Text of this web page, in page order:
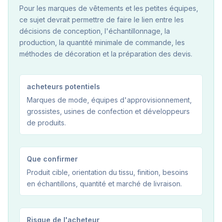
Pour les marques de vêtements et les petites équipes,
ce sujet devrait permettre de faire le lien entre les
décisions de conception, l'échantillonnage, la
production, la quantité minimale de commande, les
méthodes de décoration et la préparation des devis.
acheteurs potentiels
Marques de mode, équipes d'approvisionnement,
grossistes, usines de confection et développeurs
de produits.
Que confirmer
Produit cible, orientation du tissu, finition, besoins
en échantillons, quantité et marché de livraison.
Risque de l'acheteur